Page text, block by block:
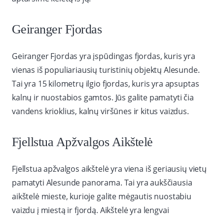
Geiranger Fjordas
Geiranger Fjordas yra įspūdingas fjordas, kuris yra
vienas iš populiariausių turistinių objektų Alesunde.
Tai yra 15 kilometrų ilgio fjordas, kuris yra apsuptas
kalnų ir nuostabios gamtos. Jūs galite pamatyti čia
vandens krioklius, kalnų viršūnes ir kitus vaizdus.
Fjellstua Apžvalgos Aikštelė
Fjellstua apžvalgos aikštelė yra viena iš geriausių vietų
pamatyti Alesunde panorama. Tai yra aukščiausia
aikštelė mieste, kurioje galite mėgautis nuostabiu
vaizdu į miestą ir fjordą. Aikštelė yra lengvai